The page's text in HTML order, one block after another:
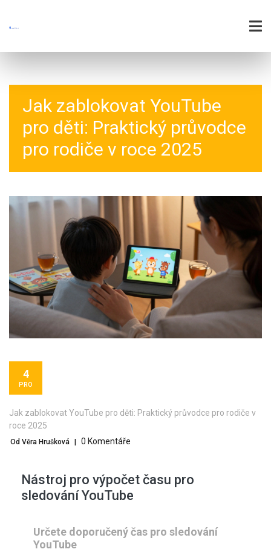
Jak zablokovat YouTube
pro děti: Praktický průvodce
pro rodiče v roce 2025
4
PRO
Jak zablokovat YouTube pro děti: Praktický průvodce pro rodiče v
roce 2025
Od Věra Hrušková 0 Komentáře
Nástroj pro výpočet času pro
sledování YouTube
Určete doporučený čas pro sledování
YouTube